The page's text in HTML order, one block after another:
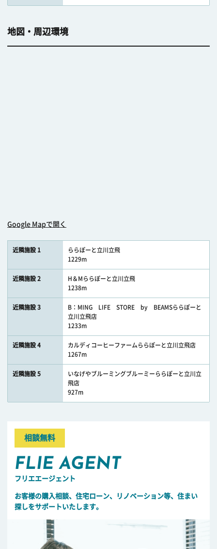
地図・周辺環境
Google Mapで開く
近隣施設 1
ららぽーと立川立飛
1229m
近隣施設 2
H＆Mららぽーと立川立飛
1238m
近隣施設 3
B：MING LIFE STORE by BEAMSららぽーと
立川立飛店
1233m
近隣施設 4
カルディコーヒーファームららぽーと立川立飛店
1267m
近隣施設 5
いなげやブルーミングブルーミーららぽーと立川立
飛店
927m
相談無料
FLIE AGENT
フリエエージェント
お客様の購入相談、住宅ローン、リノベーション等、住まい
探しをサポートいたします。